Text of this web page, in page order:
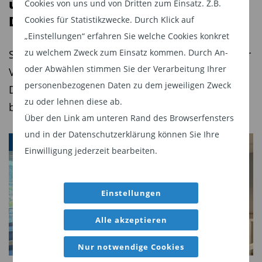
Cookies von uns und von Dritten zum Einsatz. Z.B.
Cookies für Statistikzwecke. Durch Klick auf
„Einstellungen“ erfahren Sie welche Cookies konkret
zu welchem Zweck zum Einsatz kommen. Durch An-
oder Abwählen stimmen Sie der Verarbeitung Ihrer
personenbezogenen Daten zu dem jeweiligen Zweck
zu oder lehnen diese ab.
Über den Link am unteren Rand des Browserfensters
und in der Datenschutzerklärung können Sie Ihre
Einwilligung jederzeit bearbeiten.
Einstellungen
Alle akzeptieren
Nur notwendige Cookies
Distribution-Team
Seit dem 3. August verstärkt René Frick als Senior
Vice President das Team um Andreas Rau,
Director, Head of Third Party Distribution (TPD)
bei Lazard Asset Management, in Frankfurt.